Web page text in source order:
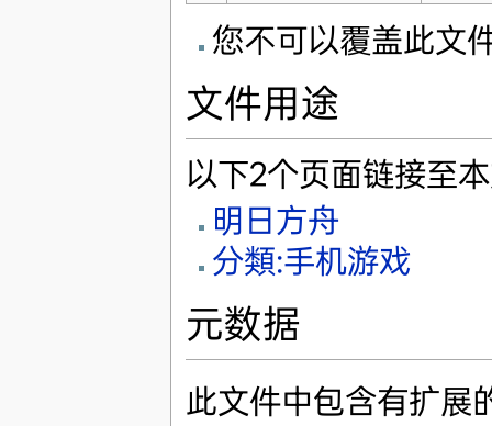
您不可以覆盖此文
文件用途
以下2个页面链接至
明日方舟
分類:手机游戏
元数据
此文件中包含有扩展